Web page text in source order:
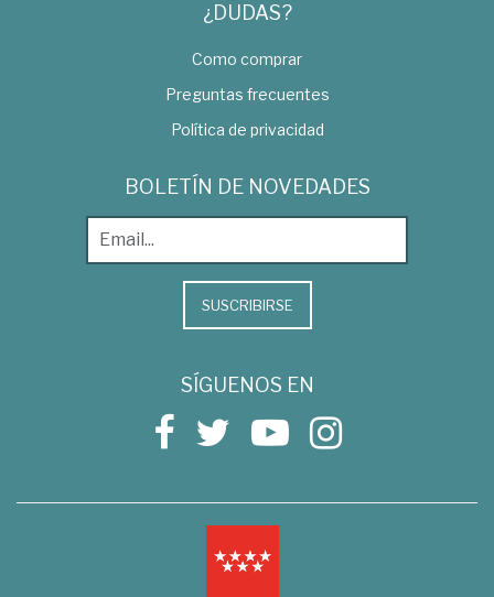
¿DUDAS?
Como comprar
Preguntas frecuentes
Política de privacidad
BOLETÍN DE NOVEDADES
SUSCRIBIRSE
SÍGUENOS EN